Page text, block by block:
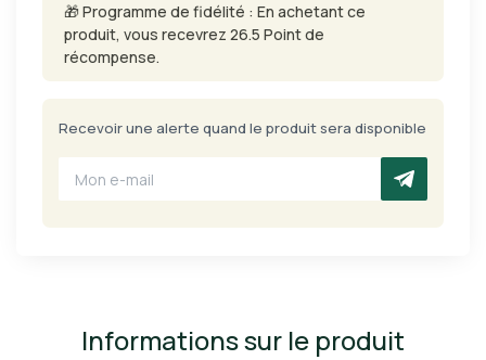
🎁 Programme de fidélité : En achetant ce
produit, vous recevrez 26.5 Point de
récompense.
Recevoir une alerte quand le produit sera disponible
Informations sur le produit